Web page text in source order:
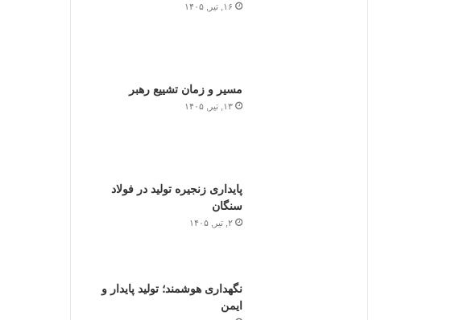
۱۶, تیر, ۱۴۰۵
مسیر و زمان تشییع رهبر
۱۳, تیر, ۱۴۰۵
پایداری زنجیره تولید در فولاد
سنگان
۲, تیر, ۱۴۰۵
نگهداری هوشمند؛ تولید پایدار و
ایمن